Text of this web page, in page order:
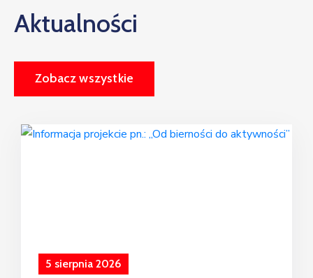
Aktualności
Zobacz wszystkie
5 sierpnia 2026